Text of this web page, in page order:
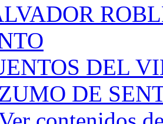
DEL
DE